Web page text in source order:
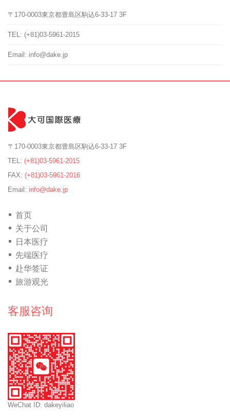
〒170-0003東京都豊島区駒込6-33-17 3F
TEL: (+81)03-5961-2015
Email: info@dake.jp
〒170-0003東京都豊島区駒込6-33-17 3F
TEL: (+81)03-5961-2015
FAX: (+81)03-5961-2016
Email: info@dake.jp
首页
关于公司
日本医疗
先端医疗
赴华签证
旅游观光
客服咨询
WeChat ID: dakeyiliao